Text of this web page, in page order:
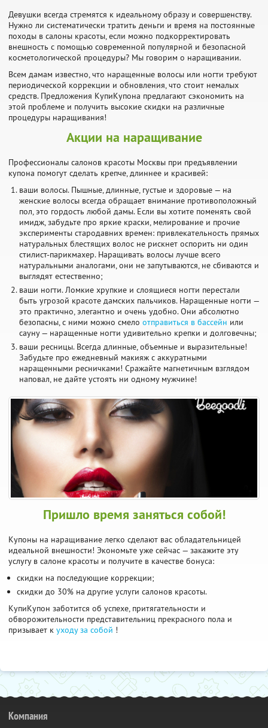
Девушки всегда стремятся к идеальному образу и совершенству.
Нужно ли систематически тратить деньги и время на постоянные
походы в салоны красоты, если можно подкорректировать
внешность с помощью современной популярной и безопасной
косметологической процедуры? Мы говорим о наращивании.
Всем дамам известно, что наращенные волосы или ногти требуют
периодической коррекции и обновления, что стоит немалых
средств. Предложения КупиКупона предлагают сэкономить на
этой проблеме и получить высокие скидки на различные
процедуры наращивания!
Акции на наращивание
Профессионалы салонов красоты Москвы при предъявлении
купона помогут сделать крепче, длиннее и красивей:
ваши волосы. Пышные, длинные, густые и здоровые — на
женские волосы всегда обращает внимание противоположный
пол, это гордость любой дамы. Если вы хотите поменять свой
имидж, забудьте про яркие краски, мелирование и прочие
эксперименты стародавних времен: привлекательность прямых
натуральных блестящих волос не рискнет оспорить ни один
стилист-парикмахер. Наращивать волосы лучше всего
натуральными аналогами, они не запутываются, не сбиваются и
выглядят естественно;
ваши ногти. Ломкие хрупкие и слоящиеся ногти перестали
быть угрозой красоте дамских пальчиков. Наращенные ногти —
это практично, элегантно и очень удобно. Они абсолютно
безопасны, с ними можно смело отправиться в бассейн или
сауну — наращенные ногти удивительно крепки и долговечны;
ваши ресницы. Всегда длинные, объемные и выразительные!
Забудьте про ежедневный макияж с аккуратными
наращенными ресничками! Сражайте магнетичным взглядом
наповал, не дайте устоять ни одному мужчине!
Пришло время заняться собой!
Купоны на наращивание легко сделают вас обладательницей
идеальной внешности! Экономьте уже сейчас — закажите эту
услугу в салоне красоты и получите в качестве бонуса:
скидки на последующие коррекции;
скидки до 30% на другие услуги салонов красоты.
КупиКупон заботится об успехе, притягательности и
обворожительности представительниц прекрасного пола и
призывает к уходу за собой !
Компания